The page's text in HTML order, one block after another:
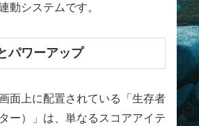
動システムです。
パワーアップ
面上に配置されている「生存者
ー）」は、単なるスコアアイテ